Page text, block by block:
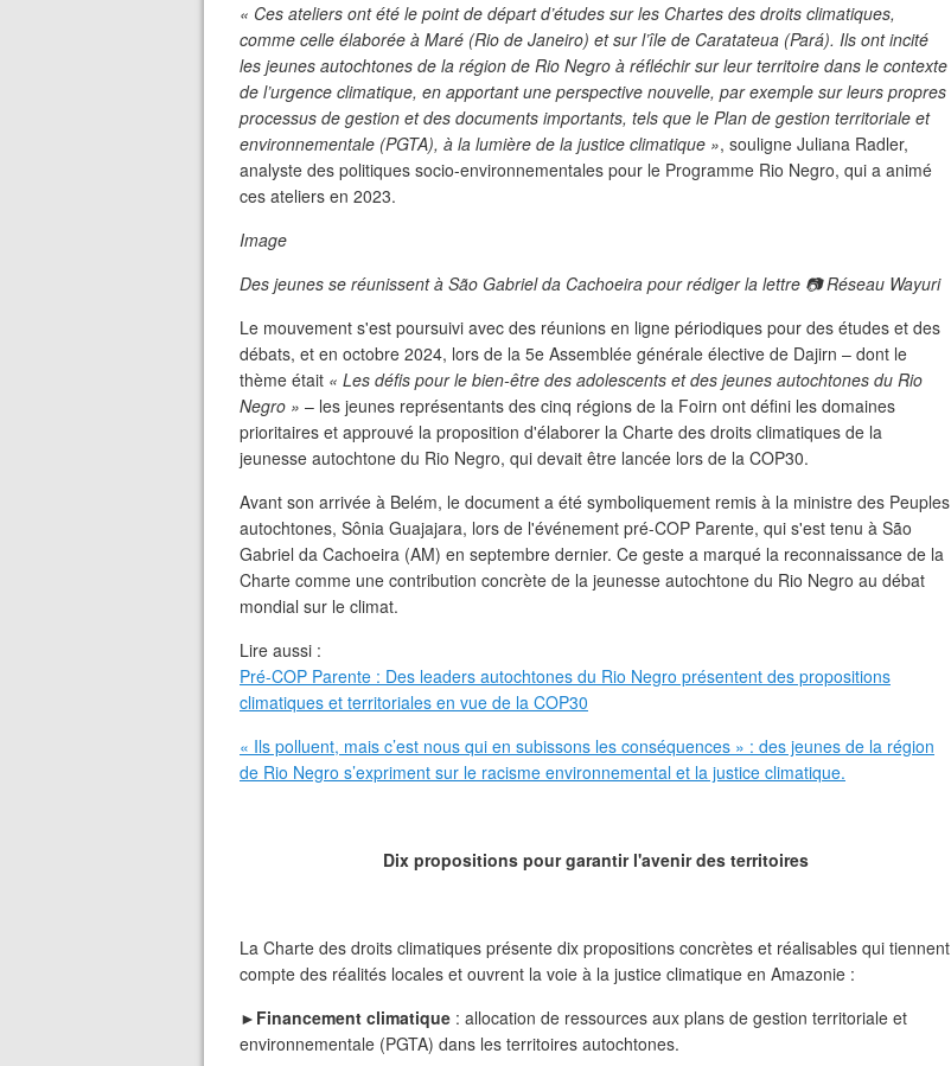
« Ces ateliers ont été le point de départ d’études sur les Chartes des droits climatiques,
comme celle élaborée à Maré (Rio de Janeiro) et sur l’île de Caratateua (Pará). Ils ont incité
les jeunes autochtones de la région de Rio Negro à réfléchir sur leur territoire dans le contexte
de l’urgence climatique, en apportant une perspective nouvelle, par exemple sur leurs propres
processus de gestion et des documents importants, tels que le Plan de gestion territoriale et
environnementale (PGTA), à la lumière de la justice climatique », souligne Juliana Radler,
analyste des politiques socio-environnementales pour le Programme Rio Negro, qui a animé
ces ateliers en 2023.
Image
Des jeunes se réunissent à São Gabriel da Cachoeira pour rédiger la lettre 📷 Réseau Wayuri
Le mouvement s'est poursuivi avec des réunions en ligne périodiques pour des études et des
débats, et en octobre 2024, lors de la 5e Assemblée générale élective de Dajirn – dont le
thème était « Les défis pour le bien-être des adolescents et des jeunes autochtones du Rio
Negro » – les jeunes représentants des cinq régions de la Foirn ont défini les domaines
prioritaires et approuvé la proposition d'élaborer la Charte des droits climatiques de la
jeunesse autochtone du Rio Negro, qui devait être lancée lors de la COP30.
Avant son arrivée à Belém, le document a été symboliquement remis à la ministre des Peuples
autochtones, Sônia Guajajara, lors de l'événement pré-COP Parente, qui s'est tenu à São
Gabriel da Cachoeira (AM) en septembre dernier. Ce geste a marqué la reconnaissance de la
Charte comme une contribution concrète de la jeunesse autochtone du Rio Negro au débat
mondial sur le climat.
Lire aussi :
Pré-COP Parente : Des leaders autochtones du Rio Negro présentent des propositions
climatiques et territoriales en vue de la COP30
« Ils polluent, mais c’est nous qui en subissons les conséquences » : des jeunes de la région
de Rio Negro s’expriment sur le racisme environnemental et la justice climatique.
Dix propositions pour garantir l'avenir des territoires
La Charte des droits climatiques présente dix propositions concrètes et réalisables qui tiennent
compte des réalités locales et ouvrent la voie à la justice climatique en Amazonie :
►Financement climatique : allocation de ressources aux plans de gestion territoriale et
environnementale (PGTA) dans les territoires autochtones.